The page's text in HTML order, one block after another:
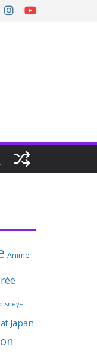
Anime
disney+
Japan